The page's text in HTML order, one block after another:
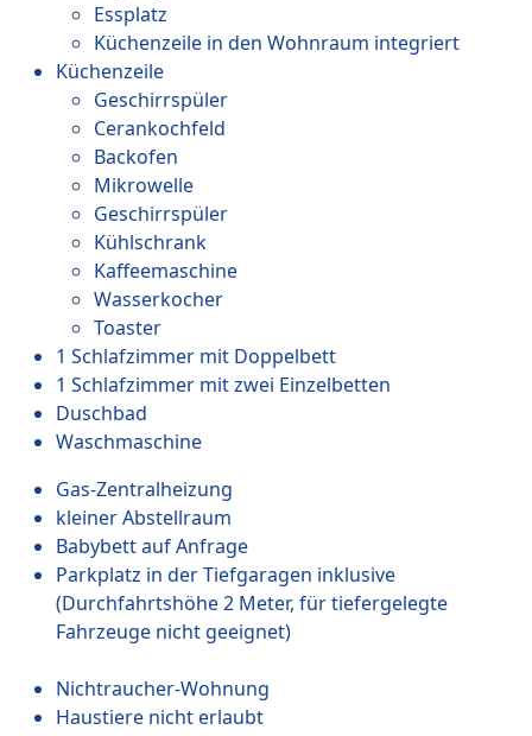
Essplatz
Küchenzeile in den Wohnraum integriert
Küchenzeile
Geschirrspüler
Cerankochfeld
Backofen
Mikrowelle
Geschirrspüler
Kühlschrank
Kaffeemaschine
Wasserkocher
Toaster
1 Schlafzimmer mit Doppelbett
1 Schlafzimmer mit zwei Einzelbetten
Duschbad
Waschmaschine
Gas-Zentralheizung
kleiner Abstellraum
Babybett auf Anfrage
Parkplatz in der Tiefgaragen inklusive
(Durchfahrtshöhe 2 Meter, für tiefergelegte
Fahrzeuge nicht geeignet)
Nichtraucher-Wohnung
Haustiere nicht erlaubt